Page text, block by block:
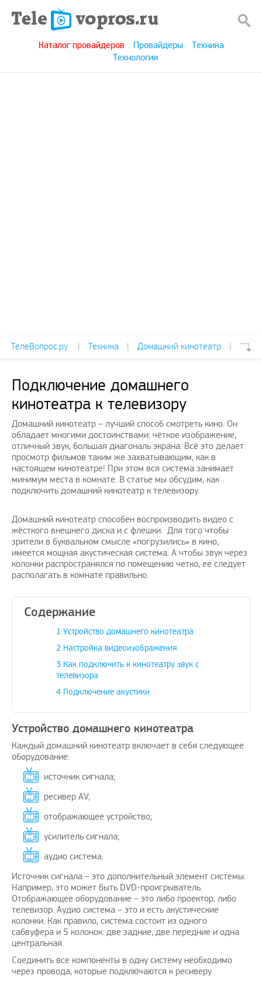
Каталог провайдеров Провайдеры
Техника
Технологии
ТелеВопрос.ру | Техника | Домашний кинотеатр |
проблем с
услуг…
avenue17 | 16.8.2023
Подключение домашнего
кинотеатра к телевизору
Домашний кинотеатр – лучший способ смотреть кино. Он
обладает многими достоинствами: чёткое изображение,
отличный звук, большая диагональ экрана. Всё это делает
просмотр фильмов таким же захватывающим, как в
настоящем кинотеатре! При этом вся система занимает
минимум места в комнате. В статье мы обсудим, как
подключить домашний кинотеатр к телевизору.
Домашний кинотеатр способен воспроизводить видео с
жёсткого внешнего диска и с флешки. Для того чтобы
зрители в буквальном смысле «погрузились» в кино,
имеется мощная акустическая система. А чтобы звук через
колонки распространялся по помещению четко, ее следует
располагать в комнате правильно.
Содержание
1 Устройство домашнего кинотеатра
2 Настройка видеоизображения
3 Как подключить к кинотеатру звук с
телевизора
4 Подключение акустики
Устройство домашнего кинотеатра
Каждый домашний кинотеатр включает в себя следующее
оборудование:
источник сигнала;
ресивер AV;
отображающее устройство;
усилитель сигнала;
аудио система.
Источник сигнала – это дополнительный элемент системы.
Например, это может быть DVD-проигрыватель.
Отображающее оборудование – это либо проектор, либо
телевизор. Аудио система – это и есть акустические
колонки. Как правило, система состоит из одного
сабвуфера и 5 колонок: две задние, две передние и одна
центральная.
Соединить все компоненты в одну систему необходимо
через провода, которые подключаются к ресиверу.